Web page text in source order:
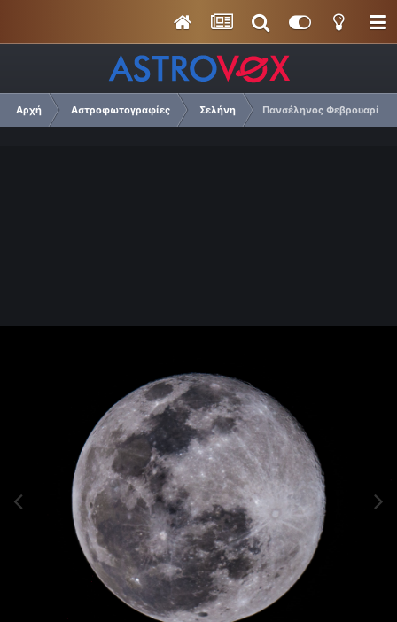
Αρχή Αστροφωτογραφίες Σελήνη Πανσέληνος Φεβρουαρίου